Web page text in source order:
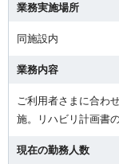
業務実施場所
同施設内
業務内容
ご利用者さまに合わ
施。リハビリ計画書の
現在の勤務人数